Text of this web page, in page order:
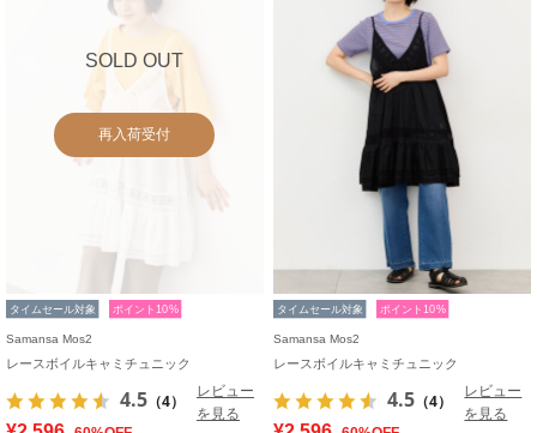
SOLD OUT
再入荷受付
タイムセール対象 ポイント10%
Samansa Mos2
レースボイルキャミチュニック
4.5 （4）
レビュー
を見る
タイムセール対象 ポイント10%
Samansa Mos2
レースボイルキャミチュニック
4.5 （4）
レビュー
を見る